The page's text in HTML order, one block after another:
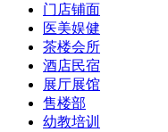
门店铺面
医美娱健
茶楼会所
酒店民宿
展厅展馆
售楼部
幼教培训